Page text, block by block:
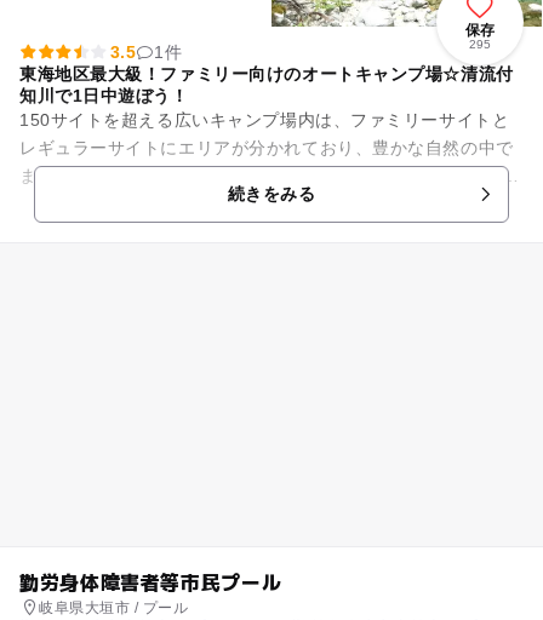
保存
295
3.5
1件
東海地区最大級！ファミリー向けのオートキャンプ場☆清流付
知川で1日中遊ぼう！
150サイトを超える広いキャンプ場内は、ファミリーサイトと
レギュラーサイトにエリアが分かれており、豊かな自然の中で
まったりとした時間を過ごしていただけます！ 透明度が高いこ
続きをみる
勤労身体障害者等市民プール
岐阜県大垣市 / プール